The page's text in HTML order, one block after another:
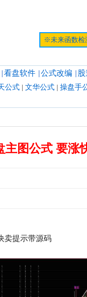
※未来函数
|看盘软件 |公式改编 |
公式 | 文华公式 | 操盘手
图公式 要涨
卖提示带源码